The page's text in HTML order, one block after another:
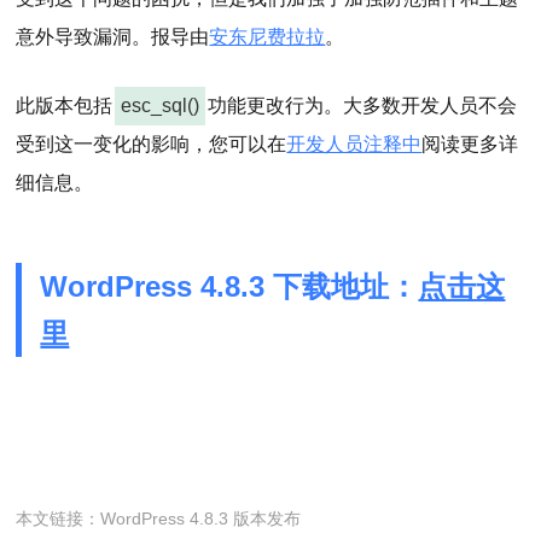
意外导致漏洞。报导由安东尼费拉拉。
此版本包括 esc_sql() 功能更改行为。大多数开发人员不会
受到这一变化的影响，您可以在开发人员注释中阅读更多详
细信息。
WordPress 4.8.3 下载地址： 点击这
里
本文链接：WordPress 4.8.3 版本发布